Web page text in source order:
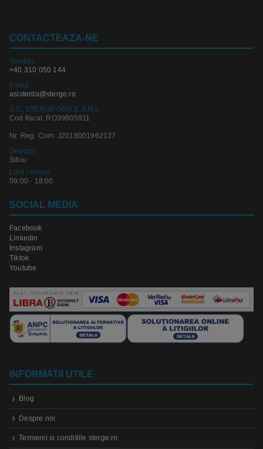
CONTACTEAZA-NE
Telefon:
+40 310 050 144
Email
asistenta@sterge.ro
S.C. STERGE ORICE S.R.L.
Cod fiscal: RO39605911
Nr. Reg. Com: J2018001962137
Depozit:
Sibiu
Luni - Vineri:
09:00 - 18:00
SOCIAL MEDIA
Facebook
Linkedin
Instagram
Tiktok
Youtube
INFORMATII UTILE
Blog
Despre noi
Termenii si conditiile sterge.ro